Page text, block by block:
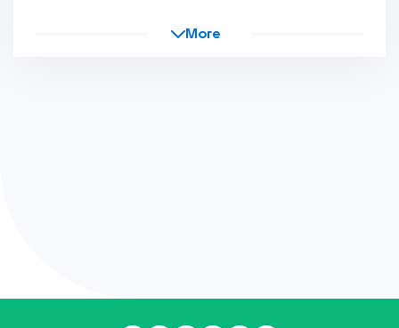
More